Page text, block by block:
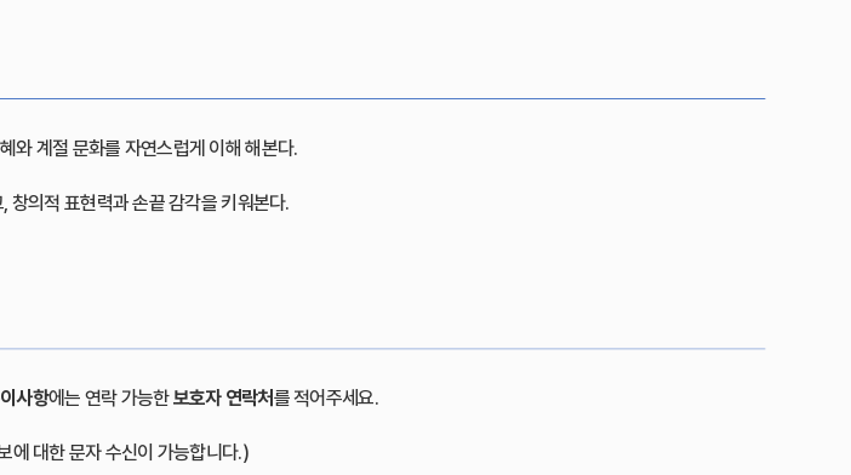
와 계절 문화를 자연스럽게 이해 해본다.
창의적 표현력과 손끝 감각을 키워본다.
사항에는 연락 가능한보호자 연락처를 적어주세요.
에 대한 문자 수신이 가능합니다.)